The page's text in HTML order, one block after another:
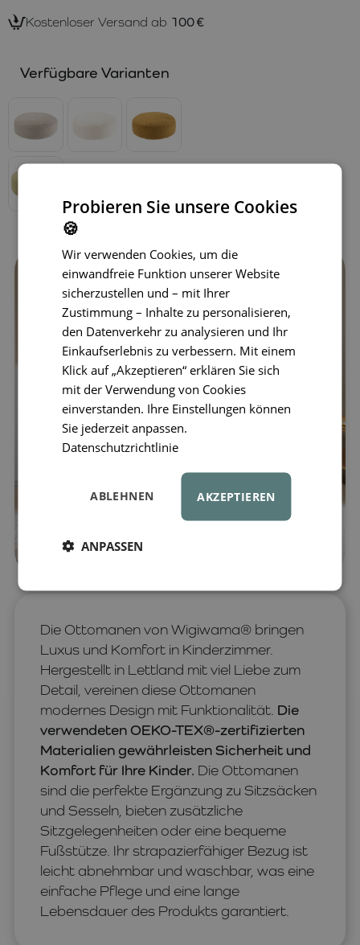
Kostenloser Versand ab 100 €
Verfügbare Varianten
Die Ottomanen von Wigiwama® bringen
Luxus und Komfort in Kinderzimmer.
Hergestellt in Lettland mit viel Liebe zum
Detail, vereinen diese Ottomanen
modernes Design mit Funktionalität. Die
verwendeten OEKO-TEX®-zertifizierten
Materialien gewährleisten Sicherheit und
Komfort für Ihre Kinder. Die Ottomanen
sind die perfekte Ergänzung zu Sitzsäcken
und Sesseln, bieten zusätzliche
Sitzgelegenheiten oder eine bequeme
Fußstütze. Ihr strapazierfähiger Bezug ist
leicht abnehmbar und waschbar, was eine
einfache Pflege und eine lange
Lebensdauer des Produkts garantiert.
Probieren Sie unsere Cookies
🍪
Wir verwenden Cookies, um die
einwandfreie Funktion unserer Website
sicherzustellen und – mit Ihrer
Zustimmung – Inhalte zu personalisieren,
den Datenverkehr zu analysieren und Ihr
Einkaufserlebnis zu verbessern. Mit einem
Klick auf „Akzeptieren“ erklären Sie sich
mit der Verwendung von Cookies
einverstanden. Ihre Einstellungen können
Sie jederzeit anpassen.
Datenschutzrichtlinie
AKZEPTIEREN
ABLEHNEN
ANPASSEN